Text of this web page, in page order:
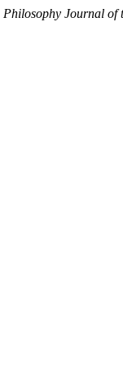
Philosophy Journal of